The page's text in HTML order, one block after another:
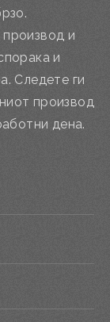
и
и
Следете ги
производ
дена.